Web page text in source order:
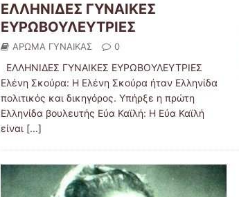
ΕΛΛΗΝΙΔΕΣ ΓΥΝΑΙΚΕΣ
ΕΥΡΩΒΟΥΛΕΥΤΡΙΕΣ
ΑΡΩΜΑ ΓΥΝΑΙΚΑΣ 0
ΕΛΛΗΝΙΔΕΣ ΓΥΝΑΙΚΕΣ ΕΥΡΩΒΟΥΛΕΥΤΡΙΕΣ
Ελένη Σκούρα: Η Ελένη Σκούρα ήταν Ελληνίδα
πολιτικός και δικηγόρος. Υπήρξε η πρώτη
Ελληνίδα βουλευτής Εύα Καϊλή: Η Εύα Καϊλή
είναι [...]